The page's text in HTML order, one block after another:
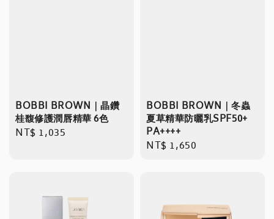
BOBBI BROWN｜晶鑽
桂馥修護潤唇精華 6色
Regular
NT$ 1,035
BOBBI BROWN｜冬蟲
夏草精華防曬乳SPF50+
PA++++
Regular
NT$ 1,650